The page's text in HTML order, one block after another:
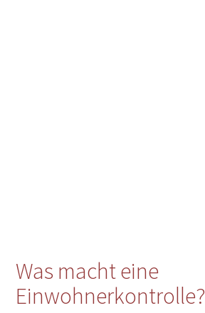
Was macht eine
Einwohnerkontrolle?